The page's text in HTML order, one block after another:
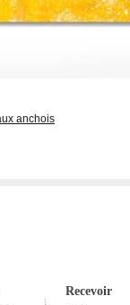
anchois
Recevoir